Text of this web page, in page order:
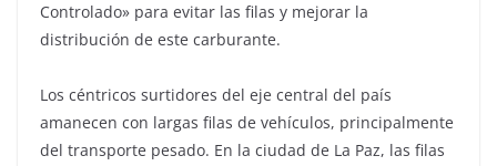
Controlado» para evitar las filas y mejorar la
distribución de este carburante.
Los céntricos surtidores del eje central del país
amanecen con largas filas de vehículos, principalmente
del transporte pesado. En la ciudad de La Paz, las filas